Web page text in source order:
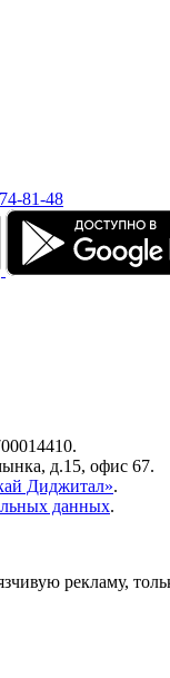
81-48
д.15, офис 67.
Диджитал».
данных.
рекламу,